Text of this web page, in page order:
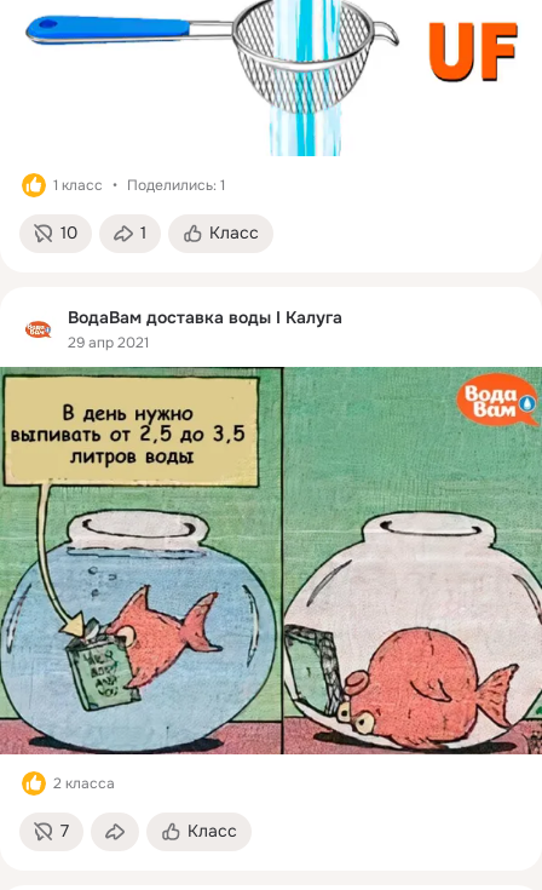
1 класс Поделились: 1
10 1 Класс
ВодаВам доставка воды I Калуга
29 апр 2021
2 класса
7 Класс